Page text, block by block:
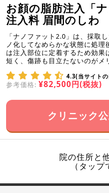
お顔の脂肪注入「
注入料 眉間のしわ
「ナノファット2.0」は、採取
ノ化してなめらかな状態に処
は注入部位に定着するため効果
短く、傷跡も目立たないのが
4.3(当サイト
参考価格: ¥82,500円(税抜)
クリニック
院の住所と
（タップ